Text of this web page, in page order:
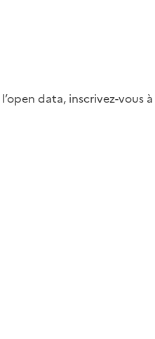
data, inscrivez-vous